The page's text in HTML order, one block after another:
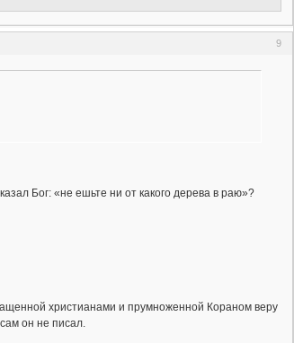
9
Бог: «не ешьте ни от какого дерева в раю»?
христианами и прумноженной Кораном веру
он не писал.